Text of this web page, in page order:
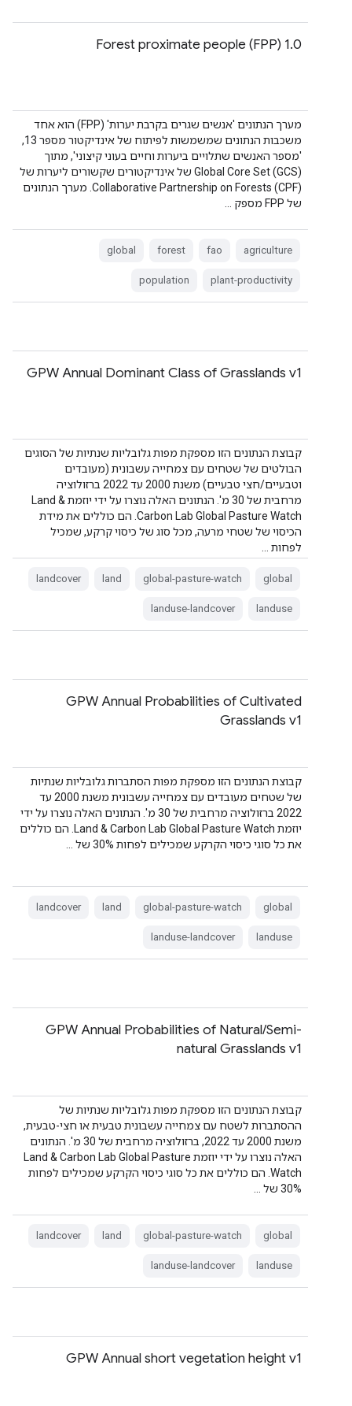
Forest proximate people (FPP) 1.0
מערך הנתונים 'אנשים שגרים בקרבת יערות' (FPP) הוא אחד
משכבות הנתונים שמשמשות לפיתוח של אינדיקטור מספר 13,
'מספר האנשים שתלויים ביערות וחיים בעוני קיצוני', מתוך
Global Core Set (GCS)‎ של אינדיקטורים שקשורים ליערות של
Collaborative Partnership on Forests (CPF)‎. מערך הנתונים
של FPP מספק …
agriculture
fao
forest
global
plant-productivity
population
GPW Annual Dominant Class of Grasslands v1
קבוצת הנתונים הזו מספקת מפות גלובליות שנתיות של הסוגים
הבולטים של שטחים עם צמחייה עשבונית (מעובדים
וטבעיים/חצי טבעיים) משנת 2000 עד 2022 ברזולוציה
מרחבית של 30 מ'. הנתונים האלה נוצרו על ידי יוזמת Land &
Carbon Lab Global Pasture Watch. הם כוללים את מידת
הכיסוי של שטחי מרעה, מכל סוג של כיסוי קרקע, שמכיל
לפחות …
global
global-pasture-watch
land
landcover
landuse
landuse-landcover
GPW Annual Probabilities of Cultivated
Grasslands v1
קבוצת הנתונים הזו מספקת מפות הסתברות גלובליות שנתיות
של שטחים מעובדים עם צמחייה עשבונית משנת 2000 עד
2022 ברזולוציה מרחבית של 30 מ'. הנתונים האלה נוצרו על ידי
יוזמת Land & Carbon Lab Global Pasture Watch. הם כוללים
את כל סוגי כיסוי הקרקע שמכילים לפחות 30% של …
global
global-pasture-watch
land
landcover
landuse
landuse-landcover
GPW Annual Probabilities of Natural/Semi-
natural Grasslands v1
קבוצת הנתונים הזו מספקת מפות גלובליות שנתיות של
ההסתברות לשטח עם צמחייה עשבונית טבעית או חצי-טבעית,
משנת 2000 עד 2022, ברזולוציה מרחבית של 30 מ'. הנתונים
האלה נוצרו על ידי יוזמת Land & Carbon Lab Global Pasture
Watch. הם כוללים את כל סוגי כיסוי הקרקע שמכילים לפחות
30% של …
global
global-pasture-watch
land
landcover
landuse
landuse-landcover
GPW Annual short vegetation height v1